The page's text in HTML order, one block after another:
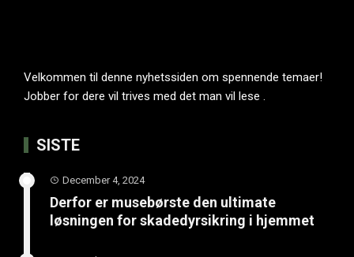
Velkommen til denne nyhetssiden om spennende temaer!
Jobber for dere vil trives med det man vil lese .
SISTE
December 4, 2024
Derfor er musebørste den ultimate
løsningen for skadedyrsikring i hjemmet